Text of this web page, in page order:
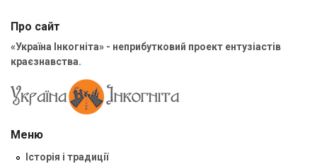
Про сайт
«Україна Інкогніта» - неприбутковий проект ентузіастів
краєзнавства.
Меню
Історія і традиції